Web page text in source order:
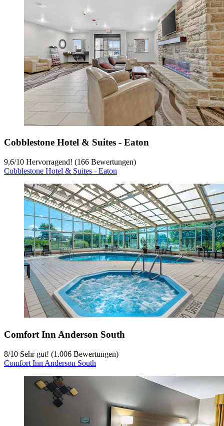
Cobblestone Hotel & Suites - Eaton
9,6/10 Hervorragend! (166 Bewertungen)
Cobblestone Hotel & Suites - Eaton
Comfort Inn Anderson South
8/10 Sehr gut! (1.006 Bewertungen)
Comfort Inn Anderson South